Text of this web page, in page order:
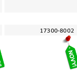
17300-8002